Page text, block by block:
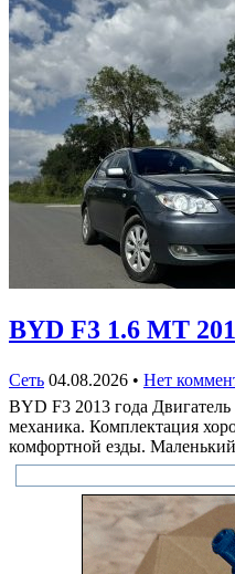
BYD F3 1.6 MT
Сеть 04.08.2026 • Нет
BYD F3 2013 года
механика. Комплектация
комфортной езды.